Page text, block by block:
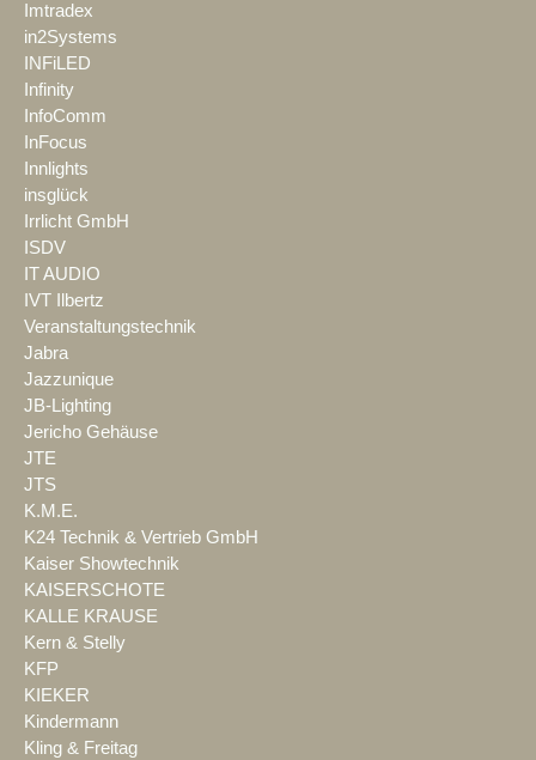
Imtradex
in2Systems
INFiLED
Infinity
InfoComm
InFocus
Innlights
insglück
Irrlicht GmbH
ISDV
IT AUDIO
IVT Ilbertz
Veranstaltungstechnik
Jabra
Jazzunique
JB-Lighting
Jericho Gehäuse
JTE
JTS
K.M.E.
K24 Technik & Vertrieb GmbH
Kaiser Showtechnik
KAISERSCHOTE
KALLE KRAUSE
Kern & Stelly
KFP
KIEKER
Kindermann
Kling & Freitag